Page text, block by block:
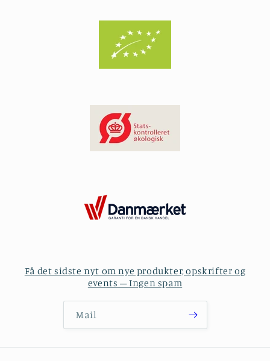
Få det sidste nyt om nye produkter, opskrifter og
events – Ingen spam
Mail